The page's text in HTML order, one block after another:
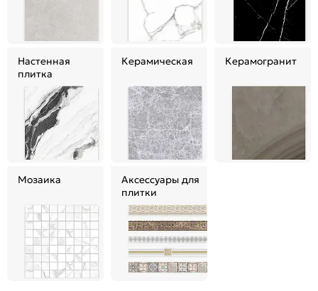
Настенная
плитка
Керамическая Керамогранит
Мозаика
Аксессуары для
плитки